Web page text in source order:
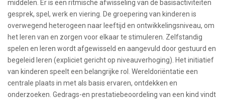
middelen. Er is een ritmische afwisseling van de basisactiviteiten
gesprek, spel, werk en viering. De groepering van kinderen is
overwegend heterogeen naar leeftijd en ontwikkelingsniveau, om
het leren van en zorgen voor elkaar te stimuleren. Zelfstandig
spelen en leren wordt afgewisseld en aangevuld door gestuurd en
begeleid leren (expliciet gericht op niveauverhoging). Het initiatief
van kinderen speelt een belangrijke rol. Wereldoriëntatie een
centrale plaats in met als basis ervaren, ontdekken en
onderzoeken. Gedrags-en prestatiebeoordeling van een kind vindt